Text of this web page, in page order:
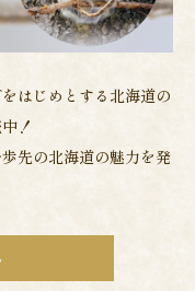
はじめとする北海道の
！
先の北海道の魅力を発